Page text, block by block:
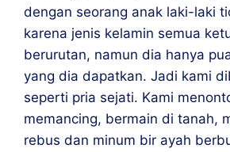
dengan seorang anak laki-laki
karena jenis kelamin semua
berurutan, namun dia hanya
yang dia dapatkan. Jadi kami
seperti pria sejati. Kami
memancing, bermain di tanah,
rebus dan minum bir ayah